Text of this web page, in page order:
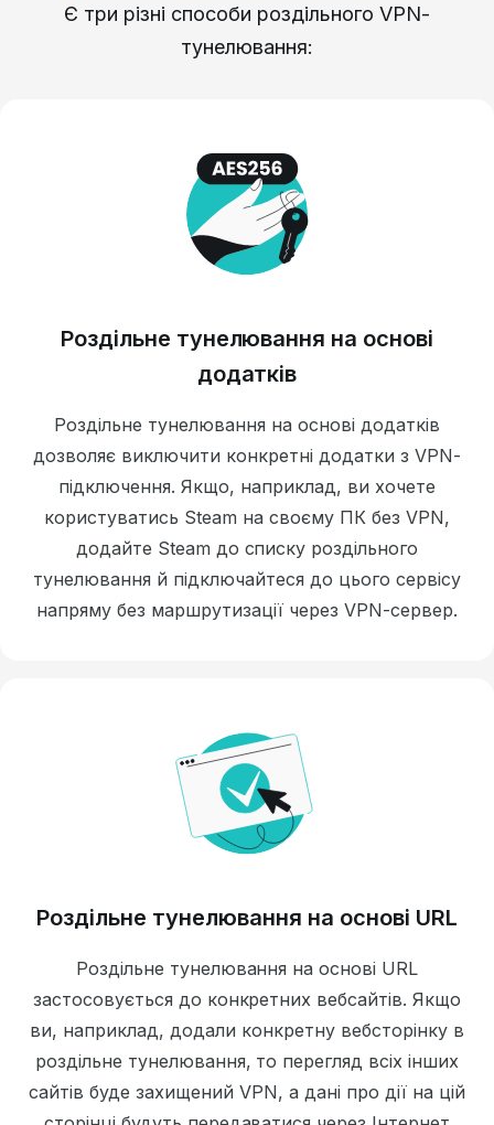
Є три різні способи роздільного VPN-
тунелювання:
Роздільне тунелювання на основі
додатків
Роздільне тунелювання на основі додатків
дозволяє виключити конкретні додатки з VPN-
підключення. Якщо, наприклад, ви хочете
користуватись Steam на своєму ПК без VPN,
додайте Steam до списку роздільного
тунелювання й підключайтеся до цього сервісу
напряму без маршрутизації через VPN-сервер.
Роздільне тунелювання на основі URL
Роздільне тунелювання на основі URL
застосовується до конкретних вебсайтів. Якщо
ви, наприклад, додали конкретну вебсторінку в
роздільне тунелювання, то перегляд всіх інших
сайтів буде захищений VPN, а дані про дії на цій